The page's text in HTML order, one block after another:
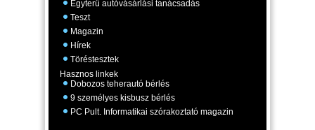
Egyterű autóvásárlási tanácsadás
Teszt
Magazin
Hírek
Töréstesztek
Hasznos linkek
Dobozos teherautó bérlés
9 személyes kisbusz bérlés
PC Pult. Informatikai szórakoztató magazin